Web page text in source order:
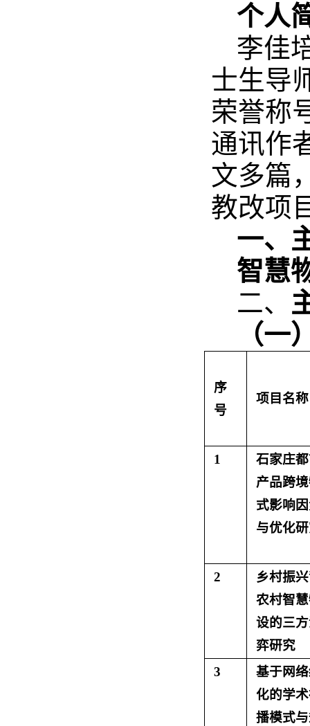
个人
李佳
士生导
荣誉称
通讯作
文多篇
教改项
一、
智慧
二、
（一
序
号
项目名称
1
石家庄
产品跨
式影响
与优化
2
乡村振
农村智
设的三
弈研究
3
基于网
化的学
播模式